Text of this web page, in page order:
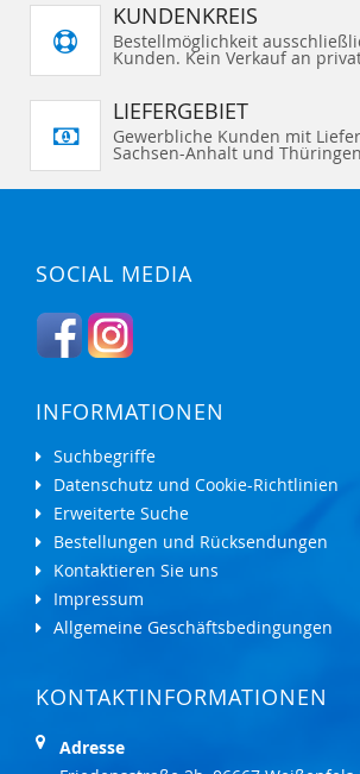
KUNDENKREIS
Bestellmöglichkeit
Kunden. Kein Verkauf an
LIEFERGEBIET
Gewerbliche Kunden mit
Sachsen-Anhalt und
SOCIAL MEDIA
INFORMATIONEN
Suchbegriffe
Datenschutz und Cookie-Richtlinien
Erweiterte Suche
Bestellungen und Rücksendungen
Kontaktieren Sie uns
Impressum
Allgemeine Geschäftsbedingungen
KONTAKTINFORMATIONEN
Adresse